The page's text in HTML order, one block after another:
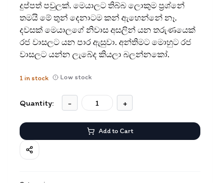
දුප්පත් පවුලක්. මෙයාලට තිබ්බ ලොකුම ප්‍රශ්නේ
තමයි මේ තුන් දෙනාටම කන් ඇහෙන්නේ නෑ.
දවසක් මෙයාලගේ නිවාස අසලින් යන තරුණයෙක්
රජ වාසලට යන පාර ඇසුවා. අන්තිමට මොහුට රජ
වාසලට යන්න ලැබේද කියලා බලන්නකෝ.
1 in stock Low stock
Quantity: - +
Add to Cart